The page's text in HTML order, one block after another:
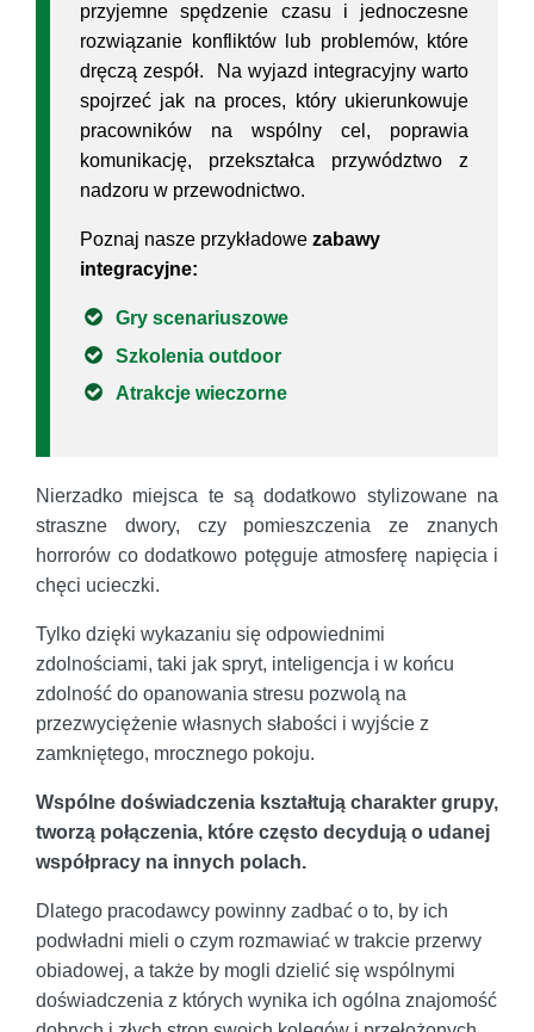
przyjemne spędzenie czasu i jednoczesne
rozwiązanie konfliktów lub problemów, które
dręczą zespół. Na wyjazd integracyjny warto
spojrzeć jak na proces, który ukierunkowuje
pracowników na wspólny cel, poprawia
komunikację, przekształca przywództwo z
nadzoru w przewodnictwo.
Poznaj nasze przykładowe zabawy
integracyjne:
Gry scenariuszowe
Szkolenia outdoor
Atrakcje wieczorne
Nierzadko miejsca te są dodatkowo stylizowane na
straszne dwory, czy pomieszczenia ze znanych
horrorów co dodatkowo potęguje atmosferę napięcia i
chęci ucieczki.
Tylko dzięki wykazaniu się odpowiednimi
zdolnościami, taki jak spryt, inteligencja i w końcu
zdolność do opanowania stresu pozwolą na
przezwyciężenie własnych słabości i wyjście z
zamkniętego, mrocznego pokoju.
Wspólne doświadczenia kształtują charakter grupy,
tworzą połączenia, które często decydują o udanej
współpracy na innych polach.
Dlatego pracodawcy powinny zadbać o to, by ich
podwładni mieli o czym rozmawiać w trakcie przerwy
obiadowej, a także by mogli dzielić się wspólnymi
doświadczenia z których wynika ich ogólna znajomość